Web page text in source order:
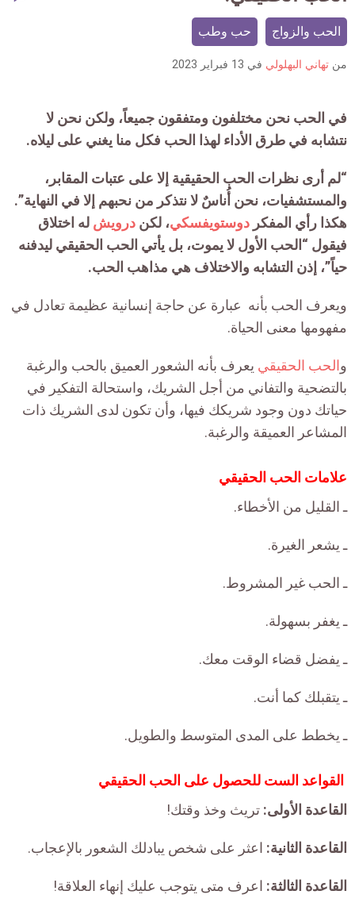
الحب والزواج حب وطب
من تهاني البهلولي في 13 فبراير 2023
في الحب نحن مختلفون ومتفقون جميعاً، ولكن نحن لا
نتشابه في طرق الأداء لهذا الحب فكل منا يغني على ليلاه.
“لم أرى نظرات الحب الحقيقية إلا على عتبات المقابر،
والمستشفيات، نحن أُناسٌ لا نتذكر من نحبهم إلا في النهاية”.
هكذا رأي المفكر دوستويفسكي، لكن درويش له اختلاق
فيقول “الحب الأول لا يموت، بل يأتي الحب الحقيقي ليدفنه
حياً”، إذن التشابه والاختلاف هي مذاهب الحب.
ويعرف الحب بأنه عبارة عن حاجة إنسانية عظيمة تعادل في
مفهومها معنى الحياة.
والحب الحقيقي يعرف بأنه الشعور العميق بالحب والرغبة
بالتضحية والتفاني من أجل الشريك، واستحالة التفكير في
حياتك دون وجود شريكك فيها، وأن تكون لدى الشريك ذات
المشاعر العميقة والرغبة.
علامات الحب الحقيقي
ـ القليل من الأخطاء.
ـ يشعر الغيرة.
ـ الحب غير المشروط.
ـ يغفر بسهولة.
ـ يفضل قضاء الوقت معك.
ـ يتقبلك كما أنت.
ـ يخطط على المدى المتوسط ​​والطويل.
القواعد الست للحصول على الحب الحقيقي
القاعدة الأولى: تريث وخذ وقتك!
القاعدة الثانية: اعثر على شخص يبادلك الشعور بالإعجاب.
القاعدة الثالثة: اعرف متى يتوجب عليك إنهاء العلاقة!